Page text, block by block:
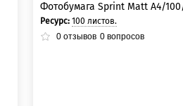
Фотобумага Sprint Matt A4/
Ресурс:100 листов.
0 отзывов 0 вопросов